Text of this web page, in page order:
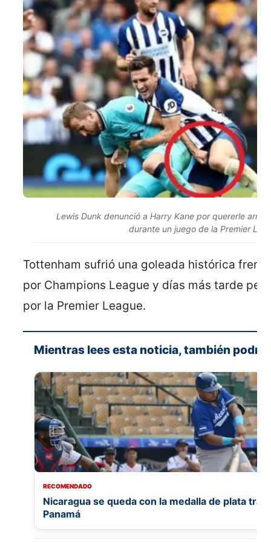
Lewis Dunk denunció a Harry Kane por quererle
durante un juego de la Premier
Tottenham sufrió una goleada histórica
por Champions League y días más tarde
por la Premier League.
Mientras lees esta noticia, también
RECOMENDADO
Nicaragua se queda con la medalla de plata
Panamá